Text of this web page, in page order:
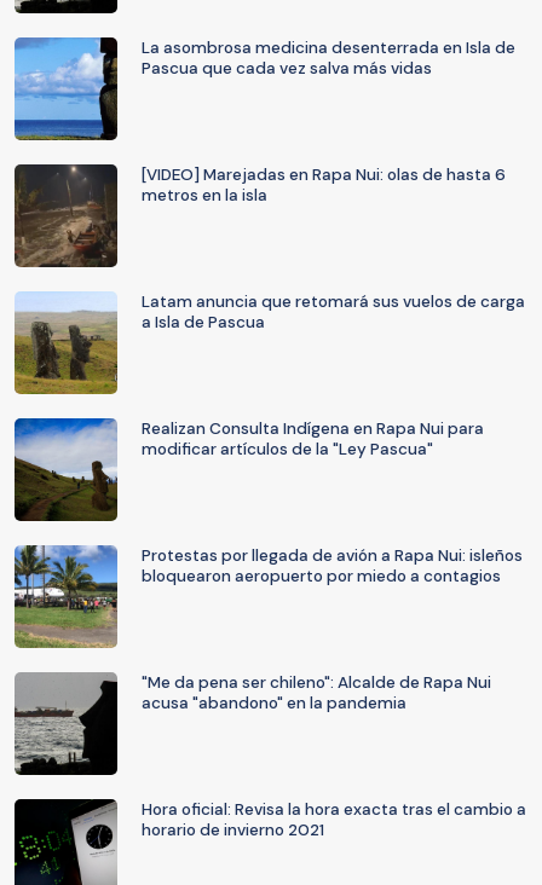
La asombrosa medicina desenterrada en Isla de
Pascua que cada vez salva más vidas
[VIDEO] Marejadas en Rapa Nui: olas de hasta 6
metros en la isla
Latam anuncia que retomará sus vuelos de carga
a Isla de Pascua
Realizan Consulta Indígena en Rapa Nui para
modificar artículos de la "Ley Pascua"
Protestas por llegada de avión a Rapa Nui: isleños
bloquearon aeropuerto por miedo a contagios
"Me da pena ser chileno": Alcalde de Rapa Nui
acusa "abandono" en la pandemia
Hora oficial: Revisa la hora exacta tras el cambio a
horario de invierno 2021